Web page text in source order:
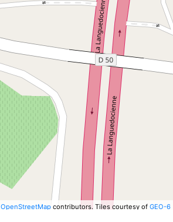
OpenStreetMapcontributors. Tiles courtesy of GEO-6